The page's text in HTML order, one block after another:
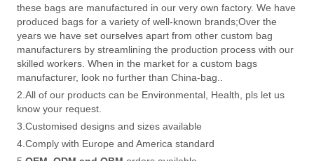
these bags are manufactured in our very own factory. We have
produced bags for a variety of well-known brands;Over the
years we have set ourselves apart from other custom bag
manufacturers by streamlining the production process with our
skilled workers. When in the market for a custom bags
manufacturer, look no further than China-bag..
2.All of our products can be Environmental, Health, pls let us
know your request.
3.Customised designs and sizes available
4.Comply with Europe and America standard